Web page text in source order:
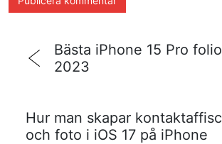
Bästa iPhone 15 Pro
2023
Hur man skapar
och foto i iOS 17 på iPhone